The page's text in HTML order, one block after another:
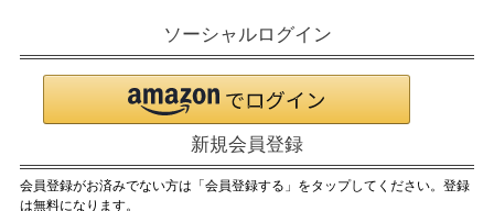
ソーシャルログイン
新規会員登録
会員登録がお済みでない方は「会員登録する」をタップしてください。登録
は無料になります。